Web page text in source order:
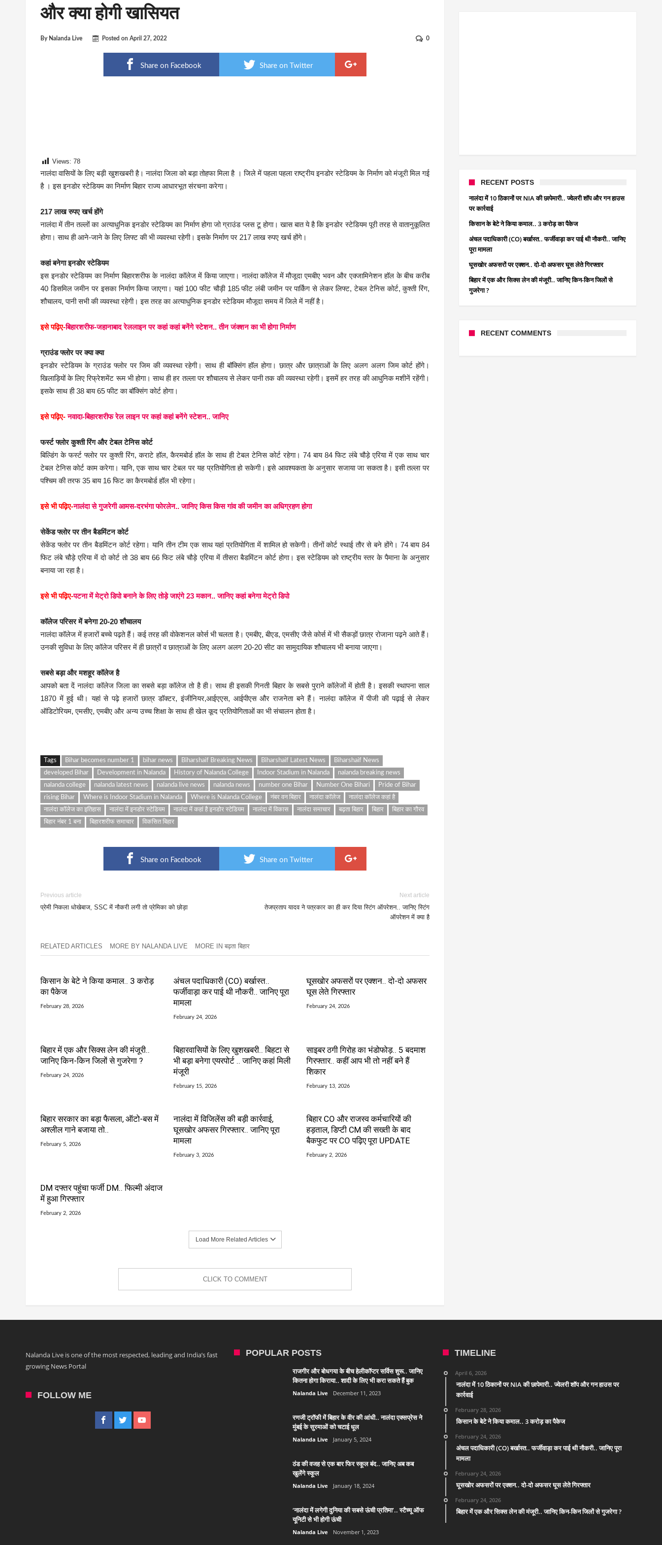
और क्या होगी खासियत
By Nalanda Live Posted on April 27, 2022 0
Share on Facebook Share on Twitter
Views: 78
नालंदा वासियों के लिए बड़ी खुशखबरी है। नालंदा जिला को बड़ा तोहफा मिला है । जिले में पहला पहला राष्ट्रीय इनडोर स्टेडियम के निर्माण को मंजूरी मिल गई
है । इस इनडोर स्टेडियम का निर्माण बिहार राज्य आधारभूत संरचना करेगा।
217 लाख रुपए खर्च होंगे
नालंदा में तीन तल्लों का अत्याधुनिक इनडोर स्टेडियम का निर्माण होगा जो ग्राउंड प्लस टू होगा। खास बात ये है कि इनडोर स्टेडियम पूरी तरह से वातानुकूलित
होगा। साथ ही आने-जाने के लिए लिफ्ट की भी व्यवस्था रहेगी। इसके निर्माण पर 217 लाख रुपए खर्च होंगे।
कहां बनेगा इनडोर स्टेडियम
इस इनडोर स्टेडियम का निर्माण बिहारशरीफ के नालंदा कॉलेज में किया जाएगा। नालंदा कॉलेज में मौजूदा एमबीए भवन और एक्जामिनेशन हॉल के बीच करीब
40 डिसमिल जमीन पर इसका निर्माण किया जाएगा। यहां 100 फीट चौड़ी 185 फीट लंबी जमीन पर पार्किंग से लेकर लिफ्ट, टेबल टेनिस कोर्ट, कुश्ती रिंग,
शौचालय, पानी सभी की व्यवस्था रहेगी। इस तरह का अत्याधुनिक इनडोर स्टेडियम मौजूदा समय में जिले में नहीं है।
इसे पढ़िए-बिहारशरीफ-जहानाबाद रेललाइन पर कहां कहां बनेंगे स्टेशन.. तीन जंक्शन का भी होगा निर्माण
ग्राउंड फ्लोर पर क्या क्या
इनडोर स्टेडियम के ग्राउंड फ्लोर पर जिम की व्यवस्था रहेगी। साथ ही बॉक्सिंग हॉल होगा। छात्र और छात्राओं के लिए अलग अलग जिम कोर्ट होंगे।
खिलाड़ियों के लिए रिफ्रेशमेंट रूम भी होगा। साथ ही हर तल्ला पर शौचालय से लेकर पानी तक की व्यवस्था रहेगी। इसमें हर तरह की आधुनिक मशीनें रहेंगी।
इसके साथ ही 38 बाय 65 फीट का बॉक्सिंग कोर्ट होगा।
इसे पढ़िए-नवादा-बिहारशरीफ रेल लाइन पर कहां कहां बनेंगे स्टेशन.. जानिए
फर्स्ट फ्लोर कुश्ती रिंग और टेबल टेनिस कोर्ट
बिल्डिंग के फर्स्ट फ्लोर पर कुश्ती रिंग, कराटे हॉल, कैरमबोर्ड हॉल के साथ ही टेबल टेनिस कोर्ट रहेगा। 74 बाय 84 फिट लंबे चौड़े एरिया में एक साथ चार
टेबल टेनिस कोर्ट काम करेगा। यानि, एक साथ चार टेबल पर यह प्रतियोगिता हो सकेगी। इसे आवश्यकता के अनुसार सजाया जा सकता है। इसी तल्ला पर
पश्चिम की तरफ 35 बाय 16 फिट का कैरमबोर्ड हॉल भी रहेगा।
इसे भी पढ़िए-नालंदा से गुजरेगी आमस-दरभंगा फोरलेन.. जानिए किस किस गांव की जमीन का अधिग्रहण होगा
सेकेंड फ्लोर पर तीन बैडमिंटन कोर्ट
सेकेंड फ्लोर पर तीन बैडमिंटन कोर्ट रहेगा। यानि तीन टीम एक साथ यहां प्रतियोगिता में शामिल हो सकेगी। तीनों कोर्ट स्थाई तौर से बने होंगे। 74 बाय 84
फिट लंबे चौड़े एरिया में दो कोर्ट तो 38 बाय 66 फिट लंबे चौड़े एरिया में तीसरा बैडमिंटन कोर्ट होगा। इस स्टेडियम को राष्ट्रीय स्तर के पैमाना के अनुसार
बनाया जा रहा है।
इसे भी पढ़िए-पटना में मेट्रो डिपो बनाने के लिए तोड़े जाएंगे 23 मकान.. जानिए कहां बनेगा मेट्रो डिपो
कॉलेज परिसर में बनेगा 20-20 शौचालय
नालंदा कॉलेज में हजारों बच्चे पढ़ते हैं। कई तरह की वोकेशनल कोर्स भी चलता है। एमबीए, बीएड, एमसीए जैसे कोर्स में भी सैकड़ों छात्र रोजाना पढ़ने आते हैं।
उनकी सुविधा के लिए कॉलेज परिसर में ही छात्रों व छात्राओं के लिए अलग अलग 20-20 सीट का सामुदायिक शौचालय भी बनाया जाएगा।
सबसे बड़ा और मशहूर कॉलेज है
आपको बता दें नालंदा कॉलेज जिला का सबसे बड़ा कॉलेज तो है ही। साथ ही इसकी गिनती बिहार के सबसे पुराने कॉलेजों में होती है। इसकी स्थापना साल
1870 में हुई थी। यहां से पढ़े हजारों छात्र डॉक्टर, इंजीनियर,आईएएस, आईपीएस और राजनेता बने हैं। नालंदा कॉलेज में पीजी की पढ़ाई से लेकर
ऑडिटोरियम, एमसीए, एमबीए और अन्य उच्च शिक्षा के साथ ही खेल कूद प्रतियोगिताओं का भी संचालन होता है।
Tags Bihar becomes number 1 bihar news Biharshaif Breaking News Biharshaif Latest News
Biharshaif News
developed Bihar
Development in Nalanda History of Nalanda College Indoor Stadium in Nalanda
nalanda breaking news
nalanda college
nalanda latest news nalanda live news nalanda news number one Bihar Number One Bihari
Pride of Bihar
rising Bihar
Where is Indoor Stadium in Nalanda Where is Nalanda College नंबर वन बिहार नालंदा कॉलेज
नालंदा कॉलेज कहां है
नालंदा कॉलेज का इतिहास
नालंदा में इनडोर स्टेडियम नालंदा में कहां है इनडोर स्टेडियम नालंदा में विकास नालंदा समाचार बढ़ता बिहार बिहार
बिहार का गौरव
बिहार नंबर 1 बना
बिहारशरीफ समाचार विकसित बिहार
Share on Facebook Share on Twitter
Previous article
प्रेमी निकला धोखेबाज, SSC में नौकरी लगी तो प्रेमिका को छोड़ा
Next article
तेजप्रताप यादव ने पत्रकार का ही कर दिया स्टिंग ऑपरेशन.. जानिए स्टिंग
ऑपरेशन में क्या है
RELATED ARTICLES MORE BY NALANDA LIVE MORE IN बढ़ता बिहार
किसान के बेटे ने किया कमाल.. 3 करोड़
का पैकेज
February 28, 2026
अंचल पदाधिकारी (CO) बर्खास्त..
फर्जीवाड़ा कर पाई थी नौकरी.. जानिए पूरा
मामला
February 24, 2026
घूसखोर अफसरों पर एक्शन.. दो-दो अफसर
घूस लेते गिरफ्तार
February 24, 2026
बिहार में एक और सिक्स लेन की मंजूरी..
जानिए किन-किन जिलों से गुजरेगा ?
February 24, 2026
बिहारवासियों के लिए खुशखबरी.. बिहटा से
भी बड़ा बनेगा एयरपोर्ट .. जानिए कहां मिली
मंजूरी
February 15, 2026
साइबर ठगी गिरोह का भंडोफोड़.. 5 बदमाश
गिरफ्तार.. कहीं आप भी तो नहीं बने हैं
शिकार
February 13, 2026
बिहार सरकार का बड़ा फैसला, ऑटो-बस में
अश्लील गाने बजाया तो..
February 5, 2026
नालंदा में विजिलेंस की बड़ी कार्रवाई,
घूसखोर अफसर गिरफ्तार.. जानिए पूरा
मामला
February 3, 2026
बिहार CO और राजस्व कर्मचारियों की
हड़ताल, डिप्टी CM की सख्ती के बाद
बैकफुट पर CO पढ़िए पूरा UPDATE
February 2, 2026
DM दफ्तर पहुंचा फर्जी DM.. फिल्मी अंदाज
में हुआ गिरफ्तार
February 2, 2026
Load More Related Articles
CLICK TO COMMENT
RECENT POSTS
नालंदा में 10 ठिकानों पर NIA की छापेमारी.. ज्वेलरी शॉप और गन हाउस
पर कार्रवाई
किसान के बेटे ने किया कमाल.. 3 करोड़ का पैकेज
अंचल पदाधिकारी (CO) बर्खास्त.. फर्जीवाड़ा कर पाई थी नौकरी.. जानिए
पूरा मामला
घूसखोर अफसरों पर एक्शन.. दो-दो अफसर घूस लेते गिरफ्तार
बिहार में एक और सिक्स लेन की मंजूरी.. जानिए किन-किन जिलों से
गुजरेगा ?
RECENT COMMENTS
Nalanda Live is one of the most respected, leading and India’s fast
growing News Portal
FOLLOW ME
POPULAR POSTS
राजगीर और बोधगया के बीच हेलीकॉप्टर सर्विस शुरू.. जानिए
कितना होगा किराया.. शादी के लिए भी करा सकते हैं बुक
Nalanda Live December 11, 2023
रणजी ट्रॉफी में बिहार के वीर की आंधी.. नालंदा एक्सप्रेस ने
मुंबई के सुरमाओं को चटाई धूल
Nalanda Live January 5, 2024
ठंड की वजह से एक बार फिर स्कूल बंद.. जानिए अब कब
खुलेंगे स्कूल
Nalanda Live January 18, 2024
‘नालंदा में लगेगी दुनिया की सबसे ऊंची प्रतिमा’.. स्टैच्यू ऑफ
यूनिटी से भी होगी ऊंची
Nalanda Live November 1, 2023
TIMELINE
April 6, 2026
नालंदा में 10 ठिकानों पर NIA की छापेमारी.. ज्वेलरी शॉप और गन हाउस पर
कार्रवाई
February 28, 2026
किसान के बेटे ने किया कमाल.. 3 करोड़ का पैकेज
February 24, 2026
अंचल पदाधिकारी (CO) बर्खास्त.. फर्जीवाड़ा कर पाई थी नौकरी.. जानिए पूरा
मामला
February 24, 2026
घूसखोर अफसरों पर एक्शन.. दो-दो अफसर घूस लेते गिरफ्तार
February 24, 2026
बिहार में एक और सिक्स लेन की मंजूरी.. जानिए किन-किन जिलों से गुजरेगा ?